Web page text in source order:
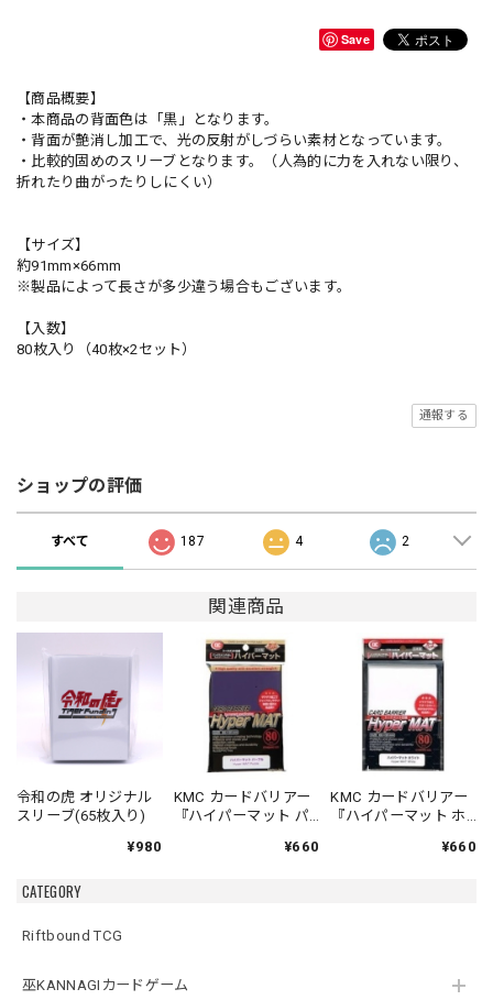
CATEGORY
Riftbound TCG
巫KANNAGIカードゲーム
Save
【商品概要】
・本商品の背面色は「黒」となります。
・背面が艶消し加工で、光の反射がしづらい素材となっています。
・比較的固めのスリーブとなります。（人為的に力を入れない限り、
折れたり曲がったりしにくい）
【サイズ】
約91mm×66mm
※製品によって長さが多少違う場合もございます。
【入数】
80枚入り（40枚×2セット）
通報する
ショップの評価
すべて 187 4 2
関連商品
令和の虎 オリジナル
スリーブ(65枚入り)
¥980
KMC カードバリアー
『ハイパーマット パ
¥660
KMC カードバリアー
『ハイパーマット ホ
¥660